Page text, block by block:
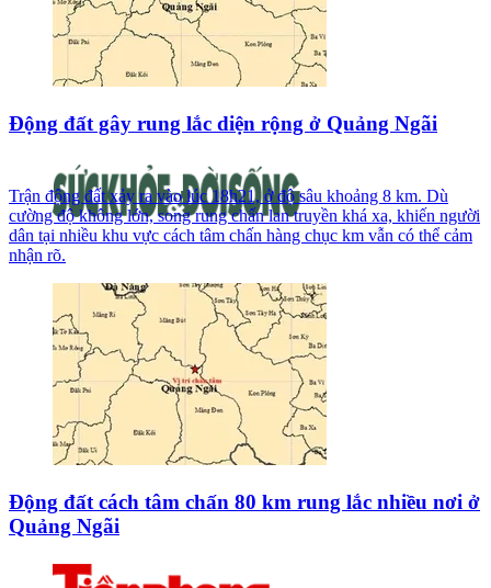
Động đất gây rung lắc diện rộng ở Quảng Ngãi
Trận động đất xảy ra vào lúc 18h21, ở độ sâu khoảng 8 km. Dù
cường độ không lớn, song rung chấn lan truyền khá xa, khiến người
dân tại nhiều khu vực cách tâm chấn hàng chục km vẫn có thể cảm
nhận rõ.
Động đất cách tâm chấn 80 km rung lắc nhiều nơi ở
Quảng Ngãi